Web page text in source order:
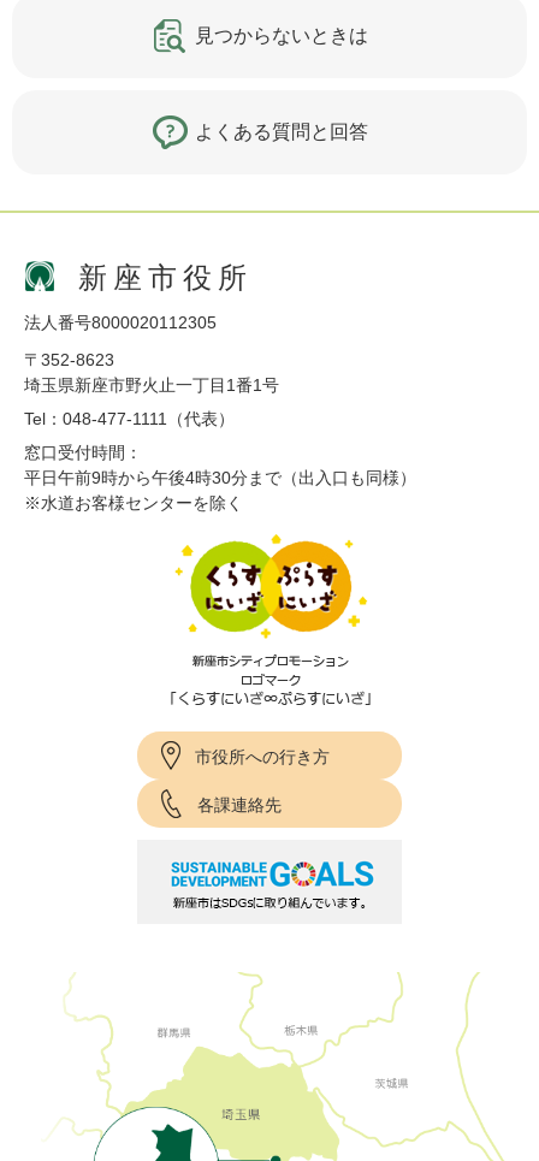
見つからないときは
よくある質問と回答
新座市役所
法人番号8000020112305
〒352-8623
埼玉県新座市野火止一丁目1番1号
Tel：048-477-1111（代表）
窓口受付時間：
平日午前9時から午後4時30分まで（出入口も同様）
※水道お客様センターを除く
市役所への行き方
各課連絡先